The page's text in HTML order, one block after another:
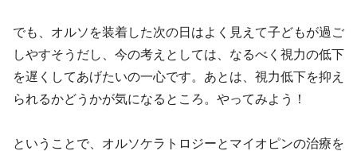
でも、オルソを装着した次の日はよく見えて子どもが過ご
しやすそうだし、今の考えとしては、なるべく視力の低下
を遅くしてあげたいの一心です。あとは、視力低下を抑え
られるかどうかが気になるところ。やってみよう！
ということで、オルソケラトロジーとマイオピンの治療を